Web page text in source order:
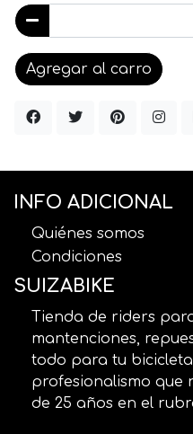
Agregar al carro
INFO ADICIONAL
Quiénes somos
Condiciones
SUIZABIKE
Tienda de riders
mantenciones,
todo para tu
profesionalismo que
de 25 años en el